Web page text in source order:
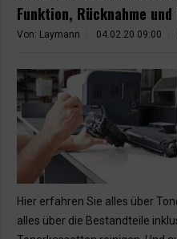
Funktion, Rücknahme
Von: Laymann 04.02.20 09:00
Hier erfahren Sie alles über
alles über die Bestandteile